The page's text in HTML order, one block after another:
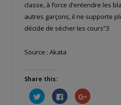
classe, à force d’entendre les
autres garçons, il ne supporte
décide de sécher les cours”3
Source : Akata
Share this:
Cliquez
pour
Cliquez
pour
Cliquez
pour